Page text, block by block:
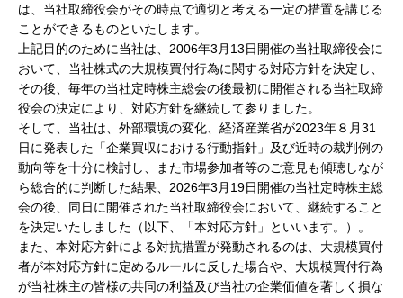
は、当社取締役会がその時点で適切と考える一定の措置を講じる
ことができるものといたします。
上記目的のために当社は、2006年3月13日開催の当社取締役会に
おいて、当社株式の大規模買付行為に関する対応方針を決定し、
その後、毎年の当社定時株主総会の後最初に開催される当社取締
役会の決定により、対応方針を継続して参りました。
そして、当社は、外部環境の変化、経済産業省が2023年８月31
日に発表した「企業買収における行動指針」及び近時の裁判例の
動向等を十分に検討し、また市場参加者等のご意見も傾聴しなが
ら総合的に判断した結果、2026年3月19日開催の当社定時株主総
会の後、同日に開催された当社取締役会において、継続すること
を決定いたしました（以下、「本対応方針」といいます。）。
また、本対応方針による対抗措置が発動されるのは、大規模買付
者が本対応方針に定めるルールに反した場合や、大規模買付行為
が当社株主の皆様の共同の利益及び当社の企業価値を著しく損な